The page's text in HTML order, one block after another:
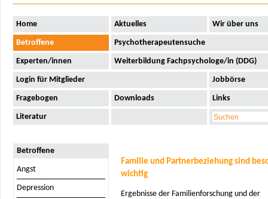
Home Aktuelles Wir über uns
Betroffene Psychotherapeutensuche
Experten/innen Weiterbildung Fachpsychologe/in (DDG)
Login für Mitglieder Jobbörse
Fragebogen Downloads Links
Literatur
Betroffene
Angst
Depression
Familie und Partnerbeziehung sind
wichtig
Ergebnisse der Familienforschung und der